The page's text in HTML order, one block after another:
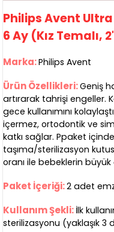
Philips Avent
6 Ay (Kız Temalı,
Marka:Philips Avent
Ürün Özellikleri:Geniş
artırarak tahrişi engeller.
gece kullanımını
içermez, ortodontik ve
katkı sağlar. Ppaket
taşıma/sterilizasyon
oranı ile bebeklerin
Paket İçeriği:2 adet
Kullanım Şekli: İlk
sterilizasyonu (yaklaşık 3